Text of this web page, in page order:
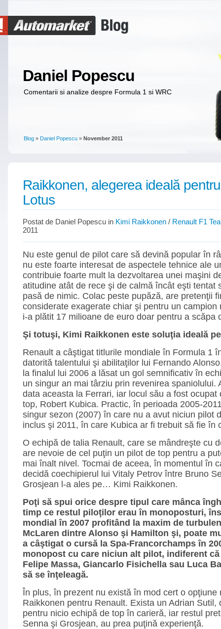
Daniel Popescu
Comentarii si analize despre Formula 1 si WRC
Blog » Daniel Popescu » November 2011
Raikkonen, alegerea ideală
Lotus
Postat de Daniel Popescu in Kimi Raikkonen / Renault F1
2011
Nu este genul de pilot care să devină popular în
nu este foarte interesat de aspectele tehnice ale
contribuie foarte mult la dezvoltarea unei maşini
atitudine atât de rece şi de calmă încât eşti tentat
pasă de nimic. Colac peste pupăză, are pretenţii
considerate exagerate chiar şi pentru un campion
i-a plătit 17 milioane de euro doar pentru a scăpa
Şi totuşi, Kimi Raikkonen este soluţia ideală
Renault a câştigat titlurile mondiale în Formula 1
datorită talentului şi abilitaţilor lui Fernando
la finalul lui 2006 a lăsat un gol semnificativ în
un singur an mai târziu prin revenirea spaniolului.
data aceasta la Ferrari, iar locul său a fost ocupat
top, Robert Kubica. Practic, în perioada 2005-
singur sezon (2007) în care nu a avut niciun pilot
inclus şi 2011, în care Kubica ar fi trebuit să fie în
O echipă de talia Renault, care se mândreşte cu
are nevoie de cel puţin un pilot de top pentru a
mai înalt nivel. Tocmai de aceea, în momentul în
decidă coechipierul lui Vitaly Petrov între Bruno
Grosjean l-a ales pe… Kimi Raikkonen.
Poţi să spui orice despre tipul care mânca
timp ce restul piloţilor erau în monoposturi,
mondial în 2007 profitând la maxim de
McLaren dintre Alonso şi Hamilton şi, poate
a câştigat o cursă la Spa-Francorchamps în
monopost cu care niciun alt pilot, indiferent
Felipe Massa, Giancarlo Fisichella sau Luca
să se înţeleagă.
În plus, în prezent nu există în mod cert o opţiune
Raikkonen pentru Renault. Exista un Adrian Sutil,
pentru nicio echipă de top în carieră, iar restul
Senna şi Grosjean, au prea puţină experienţă.